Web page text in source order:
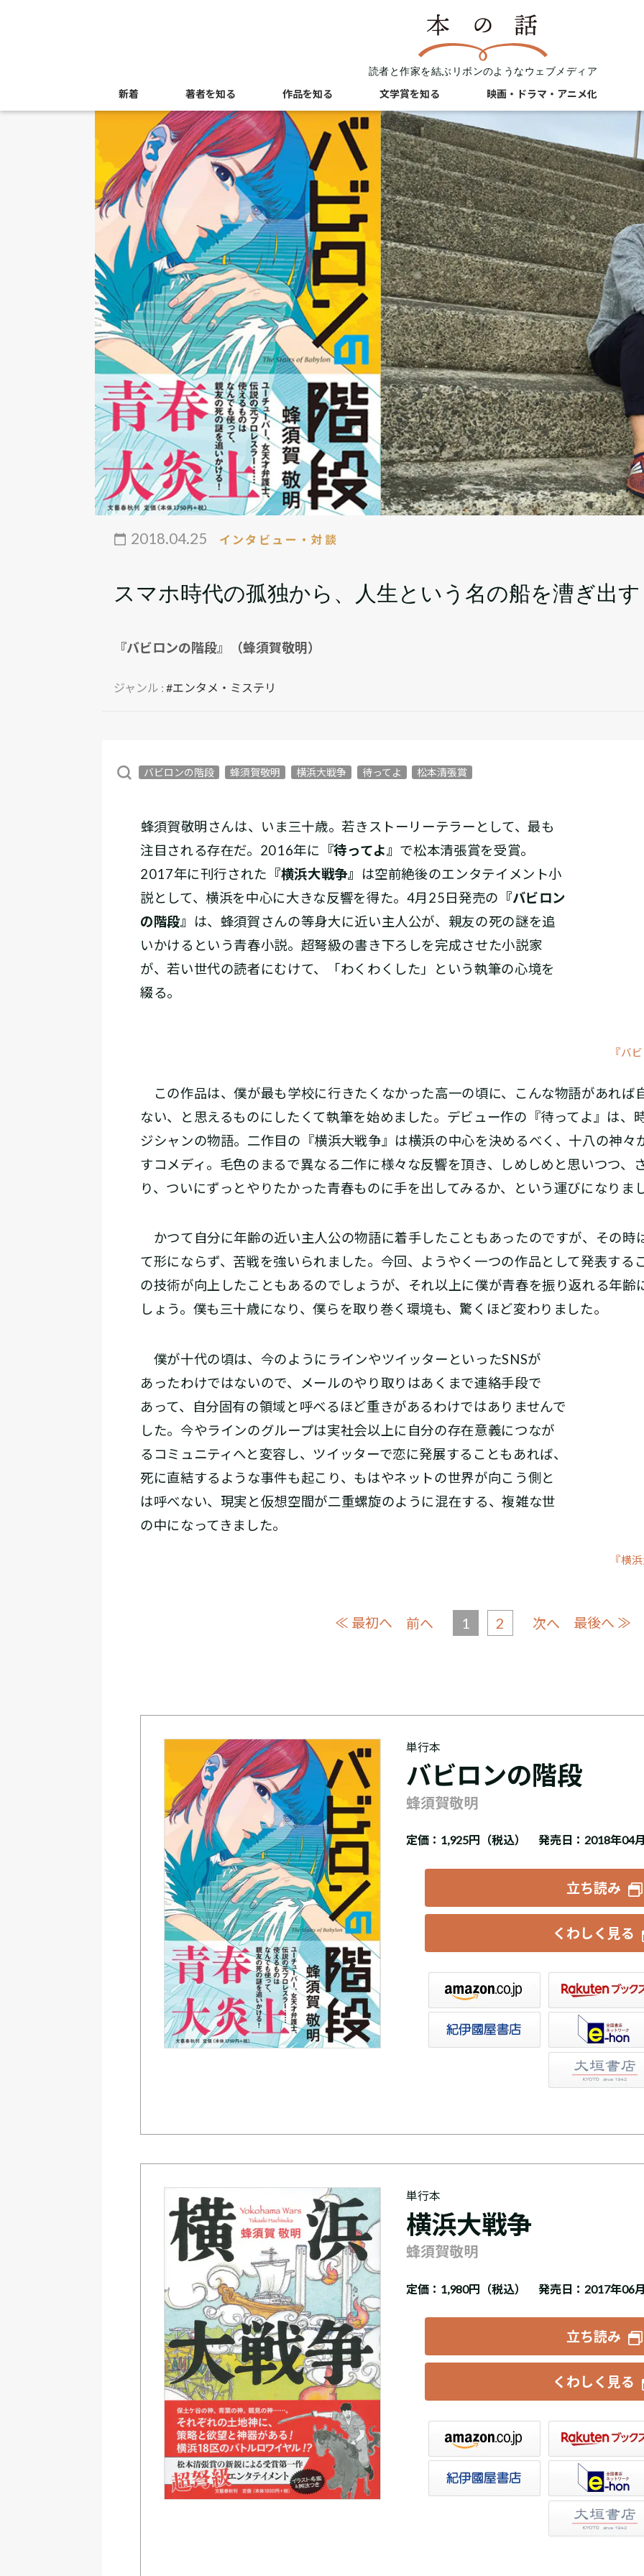
読者と作家を結ぶリボンのようなウェブメディア
新着 著者を知る 作品を知る 文学賞を知る 映画・ドラマ・アニメ化
2018.04.25 インタビュー・対談
スマホ時代の孤独から、人生という名の船を漕ぎ出
『バビロンの階段』（蜂須賀敬明）
ジャンル : #エンタメ・ミステリ
バビロンの階段 蜂須賀敬明 横浜大戦争 待ってよ 松本清張賞
『バ
――蜂須賀敬明さんは、いま三十歳。若きストーリーテラーとして、最も
注目される存在だ。2016年に
『待ってよ』 で松本清張賞を受賞。
2017年に刊行された 『横浜大戦争』
は空前絶後のエンタテイメント小
説として、横浜を中心に大きな反響を得た。4月25日発売の 『バビロン
の階段』
は、蜂須賀さんの等身大に近い主人公が、親友の死の謎を追
いかけるという青春小説。超弩級の書き下ろしを完成させた小説家
が、若い世代の読者にむけて、「わくわくした」という執筆の心境を
綴る。
この作品は、僕が最も学校に行きたくなかった高一の頃に、こんな物語があれば
ない、と思えるものにしたくて執筆を始めました。デビュー作の『待ってよ』は、
ジシャンの物語。二作目の『横浜大戦争』は横浜の中心を決めるべく、十八の神々
すコメディ。毛色のまるで異なる二作に様々な反響を頂き、しめしめと思いつつ、
り、ついにずっとやりたかった青春ものに手を出してみるか、という運びになりま
かつて自分に年齢の近い主人公の物語に着手したこともあったのですが、その時
て形にならず、苦戦を強いられました。今回、ようやく一つの作品として発表する
の技術が向上したこともあるのでしょうが、それ以上に僕が青春を振り返れる年齢
しょう。僕も三十歳になり、僕らを取り巻く環境も、驚くほど変わりました。
『横
僕が十代の頃は、今のようにラインやツイッターといったSNSが
あったわけではないので、メールのやり取りはあくまで連絡手段で
あって、自分固有の領域と呼べるほど重きがあるわけではありませんで
した。今やラインのグループは実社会以上に自分の存在意義につなが
るコミュニティへと変容し、ツイッターで恋に発展することもあれば、
死に直結するような事件も起こり、もはやネットの世界が向こう側と
は呼べない、現実と仮想空間が二重螺旋のように混在する、複雑な世
の中になってきました。
≪ 最初へ 前へ 1 2 次へ 最後へ ≫
単行本
バビロンの階段
蜂須賀敬明
定価： 1,925円（税込） 発売日：2018年04
立ち読み
くわしく見る
Amazon 楽天ブックス セブンネット
紀伊國屋書店ウェブストア
e-hon HonyaClub
単行本
横浜大戦争
蜂須賀敬明
定価： 1,980円（税込） 発売日：2017年06
立ち読み
くわしく見る
Amazon 楽天ブックス セブンネット
紀伊國屋書店ウェブストアe-hon HonyaClub